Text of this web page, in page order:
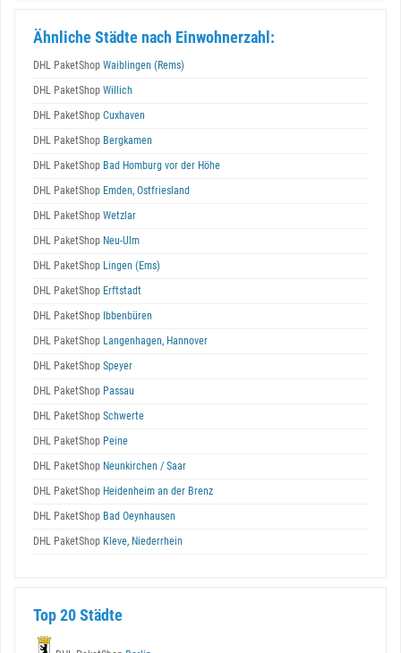
Ähnliche Städte nach Einwohnerzahl:
DHL PaketShop Waiblingen (Rems)
DHL PaketShop Willich
DHL PaketShop Cuxhaven
DHL PaketShop Bergkamen
DHL PaketShop Bad Homburg vor der Höhe
DHL PaketShop Emden, Ostfriesland
DHL PaketShop Wetzlar
DHL PaketShop Neu-Ulm
DHL PaketShop Lingen (Ems)
DHL PaketShop Erftstadt
DHL PaketShop Ibbenbüren
DHL PaketShop Langenhagen, Hannover
DHL PaketShop Speyer
DHL PaketShop Passau
DHL PaketShop Schwerte
DHL PaketShop Peine
DHL PaketShop Neunkirchen / Saar
DHL PaketShop Heidenheim an der Brenz
DHL PaketShop Bad Oeynhausen
DHL PaketShop Kleve, Niederrhein
Top 20 Städte